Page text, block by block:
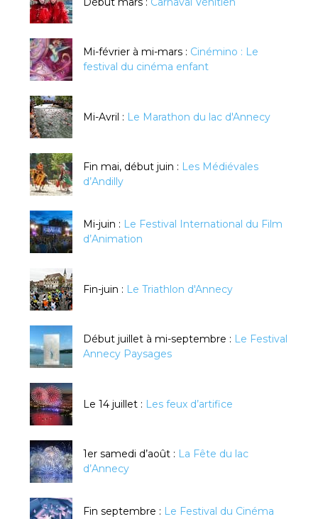
Mi-février à mi-mars : Cinémino : Le
festival du cinéma enfant
Mi-Avril : Le Marathon du lac d'Annecy
Fin mai, début juin : Les Médiévales
d’Andilly
Mi-juin : Le Festival International du Film
d’Animation
Fin-juin : Le Triathlon d'Annecy
Début juillet à mi-septembre : Le Festival
Annecy Paysages
Le 14 juillet : Les feux d’artifice
1er samedi d’août : La Fête du lac
d’Annecy
Fin septembre : Le Festival du Cinéma